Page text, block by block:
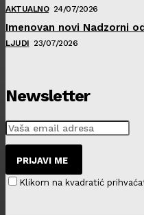
AKTUALNO 24/07/2026
Imenovan novi Nadzorni
LJUDI 23/07/2026
Newsletter
PRIJAVI ME
Klikom na kvadratić